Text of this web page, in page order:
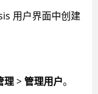
用户界面中创建
理>管理用户。